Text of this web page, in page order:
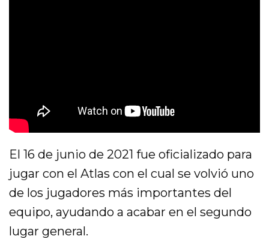
El 16 de junio de 2021 fue oficializado para
jugar con el Atlas con el cual se volvió uno
de los jugadores más importantes del
equipo, ayudando a acabar en el segundo
lugar general.